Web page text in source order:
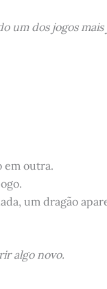
um dos jogos
em outra.
um dragão
algo novo.